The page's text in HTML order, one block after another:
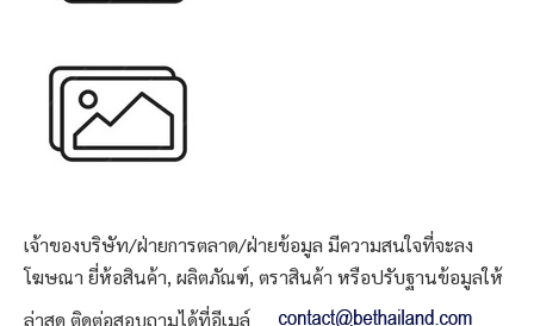
เจ้าของบริษัท/ฝ่ายการตลาด/ฝ่ายข้อมูล มีความสนใจที่จะลง
โฆษณา ยี่ห้อสินค้า, ผลิตภัณฑ์, ตราสินค้า หรือปรับฐานข้อมูลให้
ล่าสุด ติดต่อสอบถามได้ที่อีเมล์